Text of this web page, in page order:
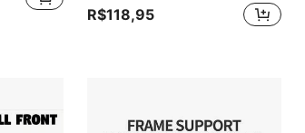
R$118,95